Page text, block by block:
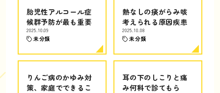
胎児性アルコール症
候群予防が最も重要
2025.10.09
未分類
熱なしの痰がらみ咳
考えられる原因疾患
2025.10.08
未分類
りんご病のかゆみ対
策、家庭でできるこ
耳の下のしこりと痛
み何科で診てもら